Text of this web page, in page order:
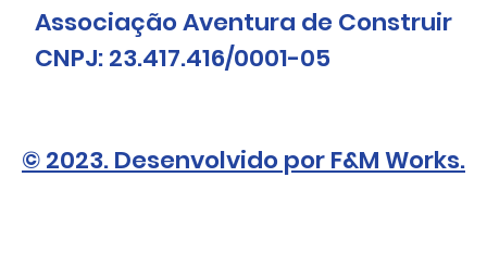
© 2023. Desenvolvido por F&M Works.
Associação Aventura de Construir
CNPJ: 23.417.416/0001-05